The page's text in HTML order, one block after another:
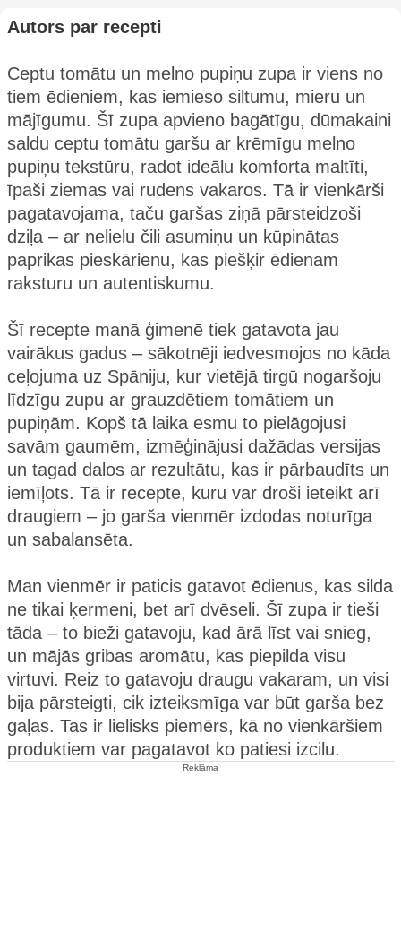
Autors par recepti
Ceptu tomātu un melno pupiņu zupa ir viens no
tiem ēdieniem, kas iemieso siltumu, mieru un
mājīgumu. Šī zupa apvieno bagātīgu, dūmakaini
saldu ceptu tomātu garšu ar krēmīgu melno
pupiņu tekstūru, radot ideālu komforta maltīti,
īpaši ziemas vai rudens vakaros. Tā ir vienkārši
pagatavojama, taču garšas ziņā pārsteidzoši
dziļa – ar nelielu čili asumiņu un kūpinātas
paprikas pieskārienu, kas piešķir ēdienam
raksturu un autentiskumu.
Šī recepte manā ģimenē tiek gatavota jau
vairākus gadus – sākotnēji iedvesmojos no kāda
ceļojuma uz Spāniju, kur vietējā tirgū nogaršoju
līdzīgu zupu ar grauzdētiem tomātiem un
pupiņām. Kopš tā laika esmu to pielāgojusi
savām gaumēm, izmēģinājusi dažādas versijas
un tagad dalos ar rezultātu, kas ir pārbaudīts un
iemīļots. Tā ir recepte, kuru var droši ieteikt arī
draugiem – jo garša vienmēr izdodas noturīga
un sabalansēta.
Man vienmēr ir paticis gatavot ēdienus, kas silda
ne tikai ķermeni, bet arī dvēseli. Šī zupa ir tieši
tāda – to bieži gatavoju, kad ārā līst vai snieg,
un mājās gribas aromātu, kas piepilda visu
virtuvi. Reiz to gatavoju draugu vakaram, un visi
bija pārsteigti, cik izteiksmīga var būt garša bez
gaļas. Tas ir lielisks piemērs, kā no vienkāršiem
produktiem var pagatavot ko patiesi izcilu.
Reklāma